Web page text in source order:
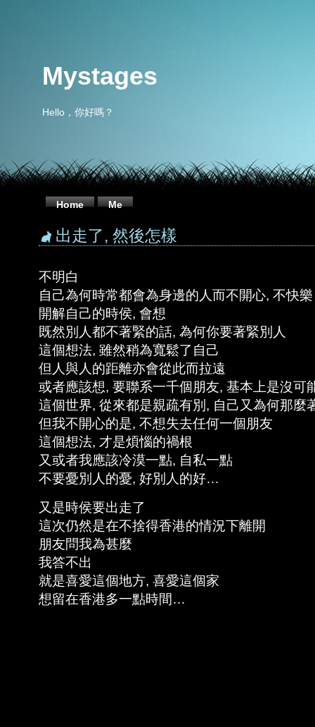
Mystages
Hello，你好嗎？
Home Me
出走了, 然後怎樣
不明白
自己為何時常都會為身邊的人而不開心, 不快樂
開解自己的時侯, 會想
既然別人都不著緊的話, 為何你要著緊別人
這個想法, 雖然稍為寬鬆了自己
但人與人的距離亦會從此而拉遠
或者應該想, 要聯系一千個朋友, 基本上是沒可
這個世界, 從來都是親疏有別, 自己又為何那麼
但我不開心的是, 不想失去任何一個朋友
這個想法, 才是煩惱的禍根
又或者我應該冷漠一點, 自私一點
不要憂別人的憂, 好別人的好…
又是時侯要出走了
這次仍然是在不捨得香港的情況下離開
朋友問我為甚麼
我答不出
就是喜愛這個地方, 喜愛這個家
想留在香港多一點時間…